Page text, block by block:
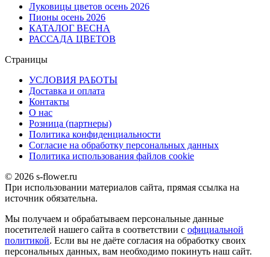
Луковицы цветов осень 2026
Пионы осень 2026
КАТАЛОГ ВЕСНА
РАССАДА ЦВЕТОВ
Страницы
УСЛОВИЯ РАБОТЫ
Доставка и оплата
Контакты
О наc
Розница (партнеры)
Политика конфиденциальности
Согласие на обработку персональных данных
Политика использования файлов сookie
© 2026 s-flower.ru
При использовании материалов сайта, прямая ссылка на
источник обязательна.
Мы получаем и обрабатываем персональные данные
посетителей нашего сайта в соответствии с официальной
политикой. Если вы не даёте согласия на обработку своих
персональных данных, вам необходимо покинуть наш сайт.